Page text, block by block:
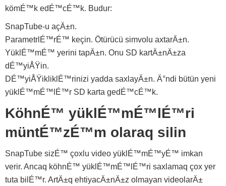
kömÉ™k edÉ™cÉ™k. Budur:
SnapTube-u açÄ±n.
ParametrlÉ™rÉ™ keçin. Ötürücü simvolu axtarÄ±n.
YüklÉ™mÉ™ yerini tapÄ±n. Onu SD kartÄ±nÄ±za
dÉ™yiÅŸin.
DÉ™yiÅŸikliklÉ™rinizi yadda saxlayÄ±n. Ä°ndi bütün yeni
yüklÉ™mÉ™lÉ™r SD karta gedÉ™cÉ™k.
KöhnÉ™ yüklÉ™mÉ™lÉ™ri
müntÉ™zÉ™m olaraq silin
SnapTube sizÉ™ çoxlu video yüklÉ™mÉ™yÉ™ imkan
verir. Ancaq köhnÉ™ yüklÉ™mÉ™lÉ™ri saxlamaq çox yer
tuta bilÉ™r. ArtÄ±q ehtiyacÄ±nÄ±z olmayan videolarÄ±